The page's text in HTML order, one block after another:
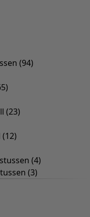
(94)
)
(23)
(12)
(4)
(3)